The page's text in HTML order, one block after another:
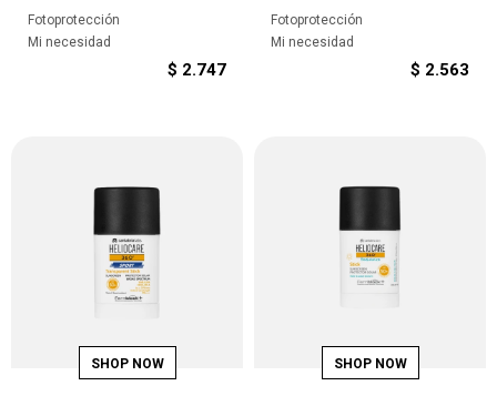
Fotoprotección
Mi necesidad
$ 2.747
Fotoprotección
Mi necesidad
$ 2.563